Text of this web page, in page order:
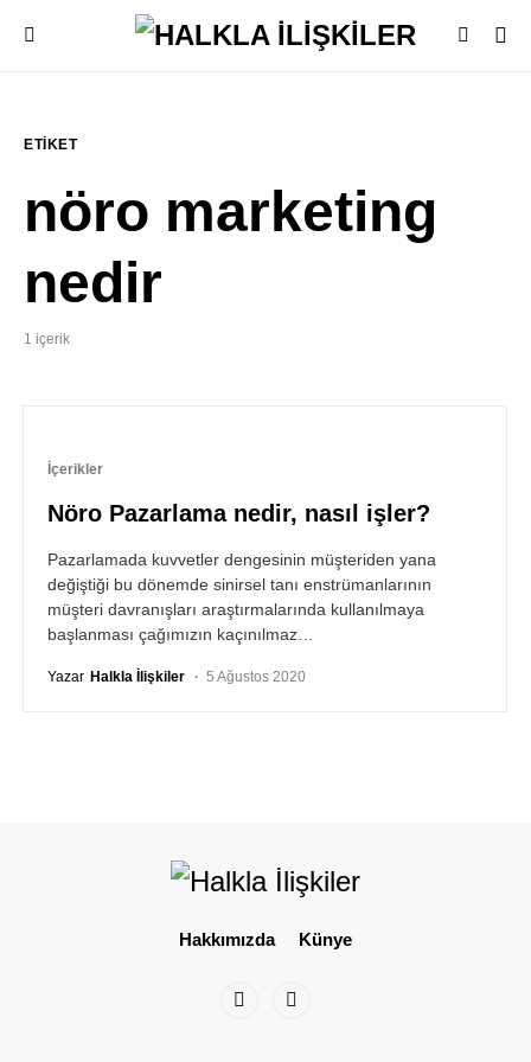
ETIKET
nöro marketing
nedir
1 içerik
İçerikler
Nöro Pazarlama nedir, nasıl işler?
Pazarlamada kuvvetler dengesinin müşteriden yana
değiştiği bu dönemde sinirsel tanı enstrümanlarının
müşteri davranışları araştırmalarında kullanılmaya
başlanması çağımızın kaçınılmaz…
Yazar Halkla İlişkiler 5 Ağustos 2020
Hakkımızda Künye